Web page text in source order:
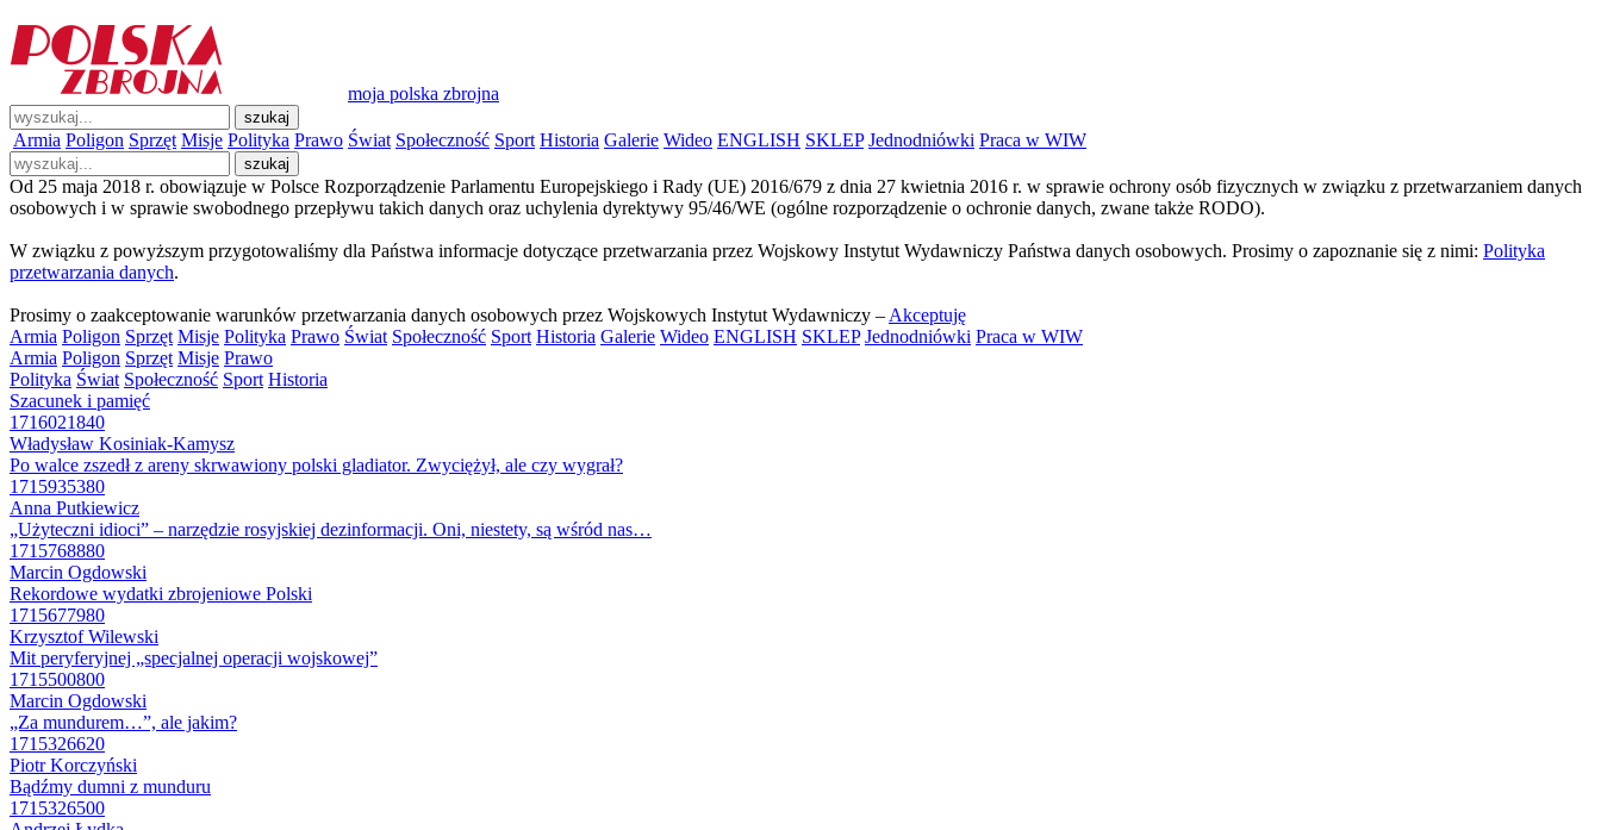
moja polska zbrojna
Armia Poligon Sprzęt Misje Polityka Prawo Świat Społeczność Sport Historia Galerie Wideo ENGLISH SKLEP Jednodniówki Praca w WIW
Od 25 maja 2018 r. obowiązuje w Polsce Rozporządzenie Parlamentu Europejskiego i Rady (UE) 2016/679 z dnia 27 kwietnia 2016 r. w sprawie ochrony osób fizycznych w związku z przetwarzaniem danych
osobowych i w sprawie swobodnego przepływu takich danych oraz uchylenia dyrektywy 95/46/WE (ogólne rozporządzenie o ochronie danych, zwane także RODO).
W związku z powyższym przygotowaliśmy dla Państwa informacje dotyczące przetwarzania przez Wojskowy Instytut Wydawniczy Państwa danych osobowych. Prosimy o zapoznanie się z nimi: Polityka
przetwarzania danych.
Prosimy o zaakceptowanie warunków przetwarzania danych osobowych przez Wojskowych Instytut Wydawniczy – Akceptuję
Armia Poligon Sprzęt Misje Polityka Prawo Świat Społeczność Sport Historia Galerie Wideo ENGLISH SKLEP Jednodniówki Praca w WIW
Armia Poligon Sprzęt Misje Prawo
Polityka Świat Społeczność Sport Historia
Szacunek i pamięć
1716021840
Władysław Kosiniak-Kamysz
Po walce zszedł z areny skrwawiony polski gladiator. Zwyciężył, ale czy wygrał?
1715935380
Anna Putkiewicz
„Użyteczni idioci” – narzędzie rosyjskiej dezinformacji. Oni, niestety, są wśród nas…
1715768880
Marcin Ogdowski
Rekordowe wydatki zbrojeniowe Polski
1715677980
Krzysztof Wilewski
Mit peryferyjnej „specjalnej operacji wojskowej”
1715500800
Marcin Ogdowski
„Za mundurem…”, ale jakim?
1715326620
Piotr Korczyński
Bądźmy dumni z munduru
1715326500